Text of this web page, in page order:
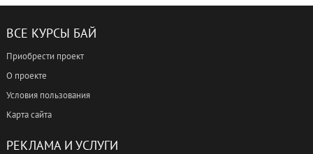
ВСЕ КУРСЫ БАЙ
Приобрести проект
О проекте
Условия пользования
Карта сайта
РЕКЛАМА И УСЛУГИ